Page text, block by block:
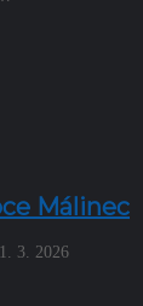
Málinec
3. 2026